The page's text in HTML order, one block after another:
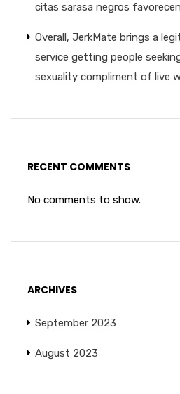
citas sarasa negros
Overall, JerkMate brings a
service getting people
sexuality compliment of live
RECENT COMMENTS
No comments to show.
ARCHIVES
September 2023
August 2023